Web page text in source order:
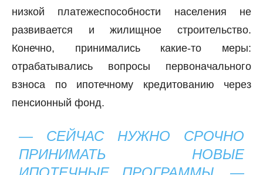
низкой платежеспособности населения не
развивается и жилищное строительство.
Конечно, принимались какие-то меры:
отрабатывались вопросы первоначального
взноса по ипотечному кредитованию через
пенсионный фонд.
— СЕЙЧАС НУЖНО СРОЧНО
ПРИНИМАТЬ НОВЫЕ